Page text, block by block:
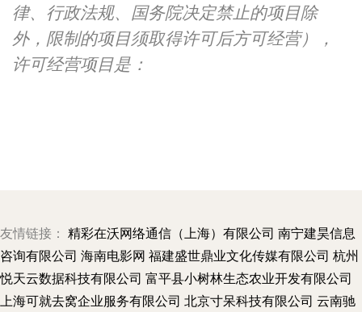
律、行政法规、国务院决定禁止的项目除
外，限制的项目须取得许可后方可经营），
许可经营项目是：
友情链接： 精彩在沃网络通信（上海）有限公司 南宁建昊信息
咨询有限公司 海南电影网 福建盛世鼎业文化传媒有限公司 杭州
悦天云数据科技有限公司 富平县小树林生态农业开发有限公司
上海可就去窝企业服务有限公司 北京寸呆科技有限公司 云南驰